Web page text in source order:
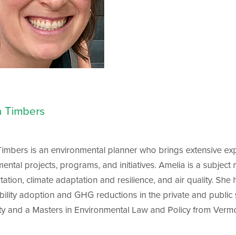
Timbers
is an environmental planner who brings extensive
projects, programs, and initiatives. Amelia is a
climate adaptation and resilience, and air quality.
adoption and GHG reductions in the private and
and a Masters in Environmental Law and Policy from